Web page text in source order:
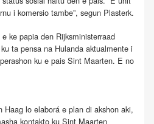
i komersio tambe”, segun Plasterk.
e ke papia den Rijksministerraad
ta pensa na Hulanda aktualmente i
ku e pais Sint Maarten. E no
Haag lo elaborá e plan di akshon aki,
kontakto ku Sint Maarten